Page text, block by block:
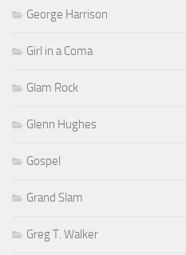
George Harrison
Girl in a Coma
Glam Rock
Glenn Hughes
Gospel
Grand Slam
Greg T. Walker